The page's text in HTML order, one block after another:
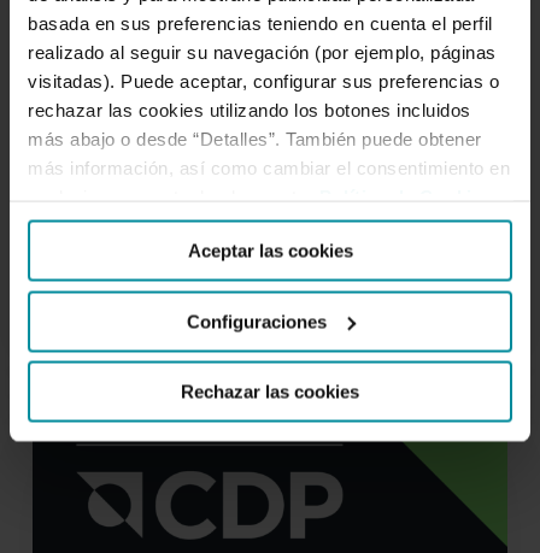
basada en sus preferencias teniendo en cuenta el perfil
realizado al seguir su navegación (por ejemplo, páginas
visitadas). Puede aceptar, configurar sus preferencias o
rechazar las cookies utilizando los botones incluidos
más abajo o desde “Detalles”. También puede obtener
más información, así como cambiar el consentimiento en
Aceptar las cookies
Configuraciones
Rechazar las cookies
apuesta
de
Grupo
Cajamar
por
la
“Finanzas Que Te Hacen
Crecer” alcanza su X edición y
refuerza la apuesta de Grupo
Cajamar por la educación
reconoce
nuevamente